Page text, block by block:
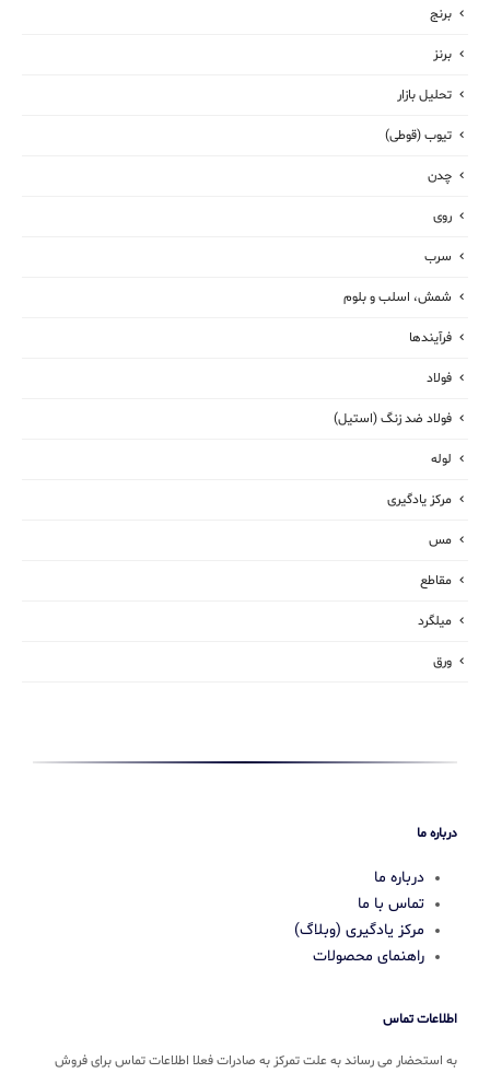
برنج
برنز
تحلیل بازار
تیوب (قوطی)
چدن
روی
سرب
شمش، اسلب و بلوم
فرآیندها
فولاد
فولاد ضد زنگ (استیل)
لوله
مرکز یادگیری
مس
مقاطع
میلگرد
ورق
درباره ما
درباره ما
تماس با ما
مرکز یادگیری (وبلاگ)
راهنمای محصولات
اطلاعات تماس
به استحضار می رساند به علت تمرکز به صادرات فعلا اطلاعات تماس برای فروش